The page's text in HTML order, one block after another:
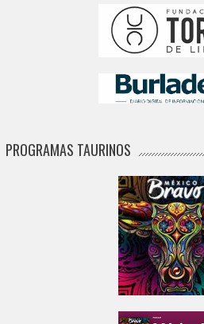
PROGRAMAS TAURINOS